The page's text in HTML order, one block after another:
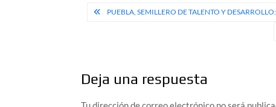
Navegación
PUEBLA, SEMILLERO DE TALENTO Y
Deja una respuesta